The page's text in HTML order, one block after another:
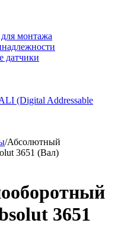
монтажа
датчики
(Digital Addressable
/Абсолютный
3651 (Вал)
3651